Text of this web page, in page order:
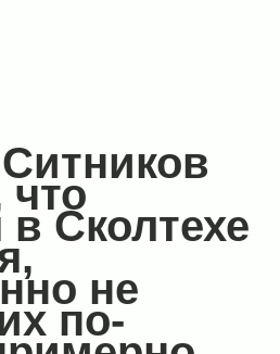
что
в Сколтехе
не
по-